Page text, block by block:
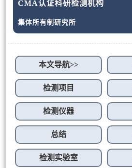
CMA认证科研检测机构
集体所有制研究所
本文导航>>
检测项目
检测仪器
总结
检测实验室